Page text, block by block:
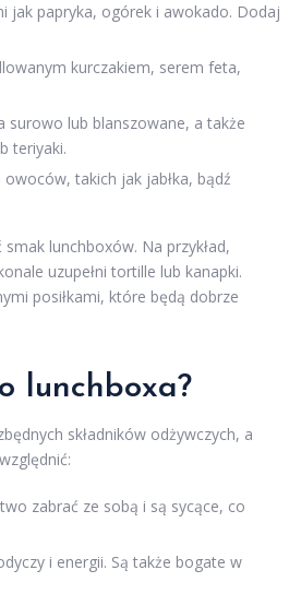
jak papryka, ogórek i awokado. Dodaj
kurczakiem, serem feta,
lub blanszowane, a także
teriyaki.
takich jak jabłka, bądź
lunchboxów. Na przykład,
uzupełni tortille lub kanapki.
posiłkami, które będą dobrze
lunchboxa?
składników odżywczych, a
zabrać ze sobą i są sycące, co
i energii. Są także bogate w